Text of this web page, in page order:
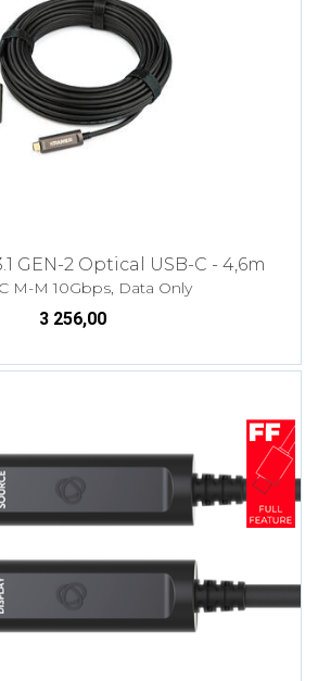
GEN-2 Optical USB-C - 4,6m
M-M 10Gbps, Data Only
3 256,00